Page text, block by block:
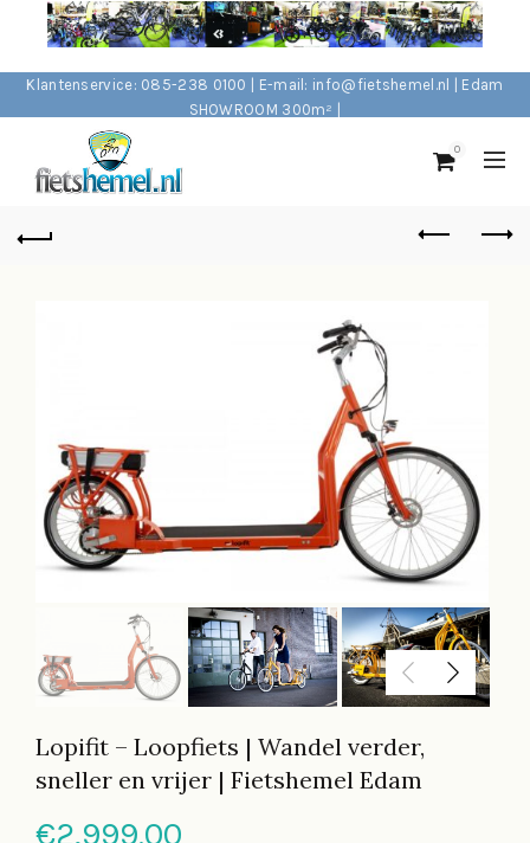
Klantenservice: 085-238 0100 | E-mail: info@fietshemel.nl | Edam
SHOWROOM 300m² |
0
Lopifit – Loopfiets | Wandel verder,
sneller en vrijer | Fietshemel Edam
€2,999.00